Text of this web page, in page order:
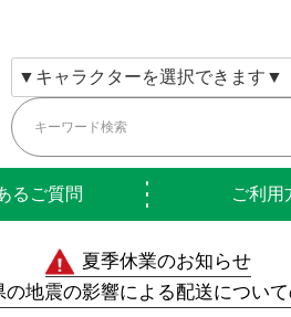
るご質問 ご利用
夏季休業のお知らせ
の地震の影響による配送につい